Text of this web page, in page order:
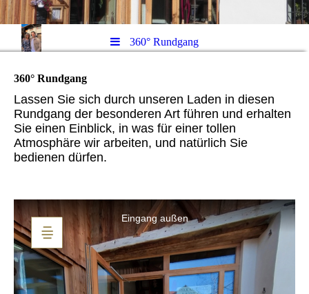
360° Rundgang
360° Rundgang
Lassen Sie sich durch unseren Laden in diesen
Rundgang der besonderen Art führen und erhalten
Sie einen Einblick, in was für einer tollen
Atmosphäre wir arbeiten, und natürlich Sie
bedienen dürfen.